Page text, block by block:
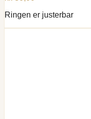
Ringen er justerbar